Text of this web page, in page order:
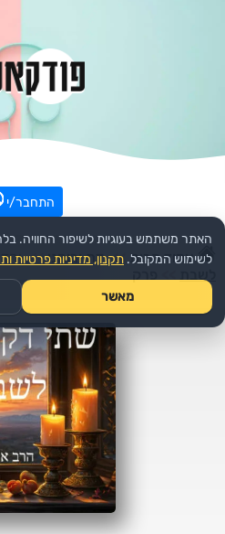
התחבר/י
עמוד הבית >> דת ורוחני >>
האתר משתמש בעוגיות לשיפור החוויה.
לשימוש המקובל. תקנון, מדיניות פרטיות
מאשר